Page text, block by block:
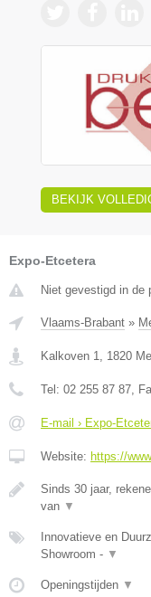
BEKIJK
Expo-Etcetera
Niet gevestigd in de
Vlaams-Brabant »
Kalkoven 1 1820
Tel: 02 255 87 87 ,
E-mail › Expo-
Website: https://
Sinds 30 jaar,
van ▼
Innovatieve en
Showroom - ▼
Openingstijden ▼